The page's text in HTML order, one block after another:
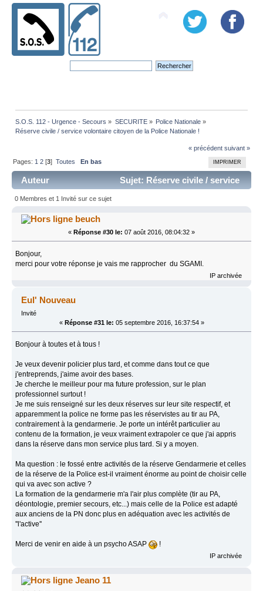
S.O.S. 112 - Urgence - Secours » SECURITE» Police Nationale»
Réserve civile / service volontaire citoyen de la Police Nationale !
« précédent suivant »
IMPRIMER
Pages: 1 2 [3]Toutes En bas
Auteur
Sujet: Réserve civile / service
volontaire citoyen de la Police Nationale ! (Lu 72496
fois)
0 Membres et 1 Invité sur ce sujet
beuch
« Réponse #30 le: 07 août 2016, 08:04:32 »
Bonjour,
merci pour votre réponse je vais me rapprocher du SGAMI.
IP archivée
Eul' Nouveau
Invité
« Réponse #31 le: 05 septembre 2016, 16:37:54 »
Bonjour à toutes et à tous !
Je veux devenir policier plus tard, et comme dans tout ce que
j'entreprends, j'aime avoir des bases.
Je cherche le meilleur pour ma future profession, sur le plan
professionnel surtout !
Je me suis renseigné sur les deux réserves sur leur site respectif, et
apparemment la police ne forme pas les réservistes au tir au PA,
contrairement à la gendarmerie. Je porte un intérêt particulier au
contenu de la formation, je veux vraiment extrapoler ce que j'ai appris
dans la réserve dans mon service plus tard. Si y a moyen.
Ma question : le fossé entre activités de la réserve Gendarmerie et celles
de la réserve de la Police est-il vraiment énorme au point de choisir celle
qui va avec son active ?
La formation de la gendarmerie m'a l'air plus complète (tir au PA,
déontologie, premier secours, etc...) mais celle de la Police est adapté
aux anciens de la PN donc plus en adéquation avec les activités de
''l'active''
Merci de venir en aide à un psycho ASAP !
IP archivée
Jeano 11